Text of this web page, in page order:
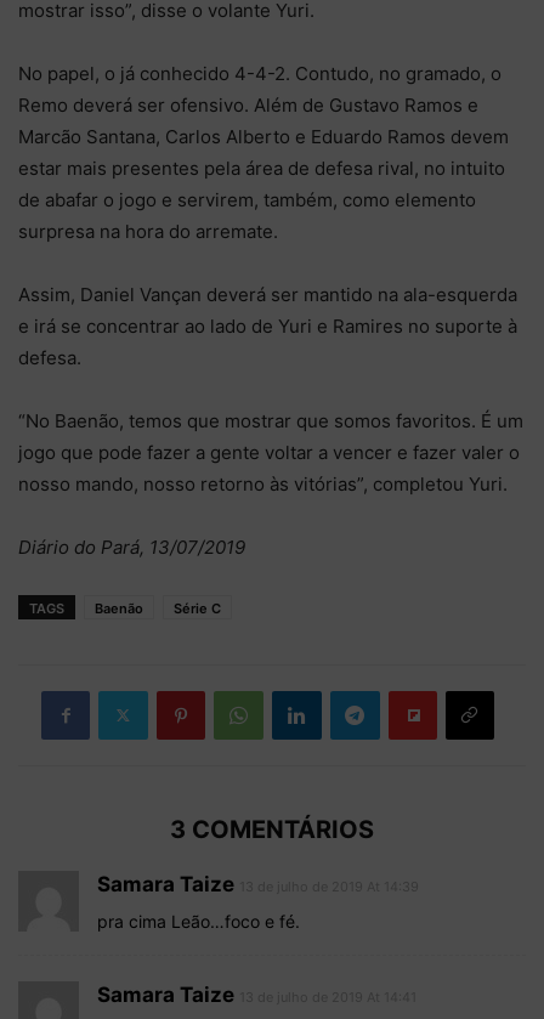
mostrar isso”, disse o volante Yuri.
No papel, o já conhecido 4-4-2. Contudo, no gramado, o
Remo deverá ser ofensivo. Além de Gustavo Ramos e
Marcão Santana, Carlos Alberto e Eduardo Ramos devem
estar mais presentes pela área de defesa rival, no intuito
de abafar o jogo e servirem, também, como elemento
surpresa na hora do arremate.
Assim, Daniel Vançan deverá ser mantido na ala-esquerda
e irá se concentrar ao lado de Yuri e Ramires no suporte à
defesa.
“No Baenão, temos que mostrar que somos favoritos. É um
jogo que pode fazer a gente voltar a vencer e fazer valer o
nosso mando, nosso retorno às vitórias”, completou Yuri.
Diário do Pará, 13/07/2019
TAGS Baenão Série C
3 COMENTÁRIOS
Samara Taize
pra cima Leão…foco e fé.
Samara Taize